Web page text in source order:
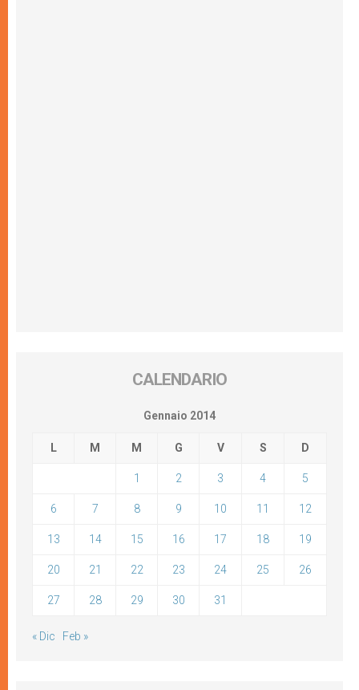
CALENDARIO
Gennaio 2014
L M M G V S D
1 2 3 4 5
6 7 8 9 10 11 12
13 14 15 16 17 18 19
20 21 22 23 24 25 26
27 28 29 30 31
« Dic Feb »